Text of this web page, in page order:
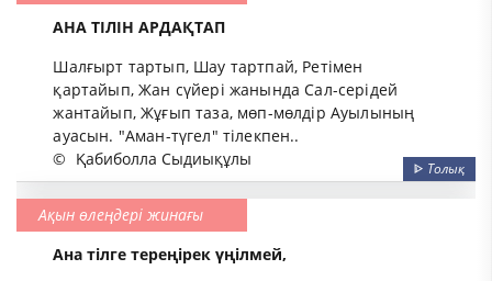
АНА ТІЛІН АРДАҚТАП
Шалғырт тартып, Шау тартпай, Ретімен
қартайып, Жан сүйері жанында Сал-серідей
жантайып, Жұғып таза, мөп-мөлдір Ауылының
ауасын. "Аман-түгел" тілекпен..
© Қабиболла Сыдиықұлы ᐈ Толық
Ақын өлеңдері жинағы
Ана тілге тереңірек үңілмей,